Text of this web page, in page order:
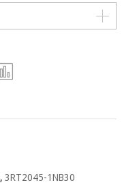
, 3RT2045-1NB30